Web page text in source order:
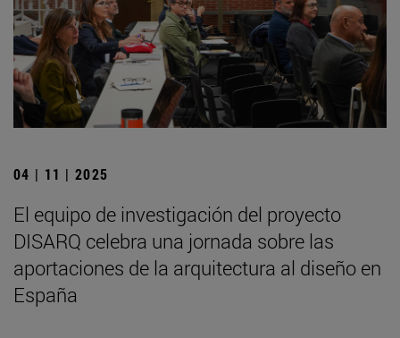
04 | 11 | 2025
El equipo de investigación del proyecto
DISARQ celebra una jornada sobre las
aportaciones de la arquitectura al diseño en
España